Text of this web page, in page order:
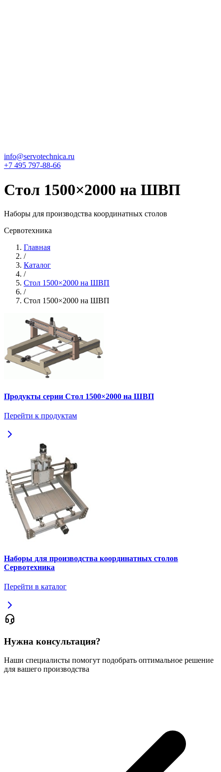
info@servotechnica.ru
+7 495 797-88-66
Стол 1500×2000 на ШВП
Наборы для производства координатных столов
Сервотехника
Главная
/
Каталог
/
Стол 1500×2000 на ШВП
/
Стол 1500×2000 на ШВП
Продукты серии Стол 1500×2000 на ШВП
Перейти к продуктам
Наборы для производства координатных столов
Сервотехника
Перейти в каталог
Нужна консультация?
Наши специалисты помогут подобрать оптимальное решение
для вашего производства